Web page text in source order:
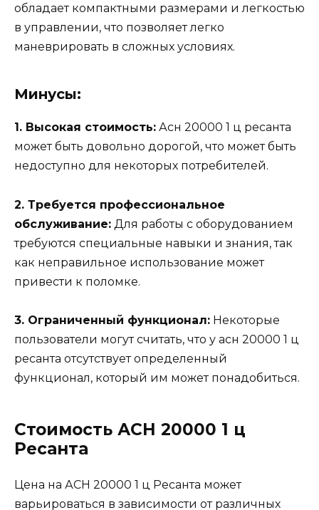
обладает компактными размерами и легкостью
в управлении, что позволяет легко
маневрировать в сложных условиях.
Минусы:
1. Высокая стоимость: Асн 20000 1 ц ресанта
может быть довольно дорогой, что может быть
недоступно для некоторых потребителей.
2. Требуется профессиональное
обслуживание: Для работы с оборудованием
требуются специальные навыки и знания, так
как неправильное использование может
привести к поломке.
3. Ограниченный функционал: Некоторые
пользователи могут считать, что у асн 20000 1 ц
ресанта отсутствует определенный
функционал, который им может понадобиться.
Стоимость АСН 20000 1 ц
Ресанта
Цена на АСН 20000 1 ц Ресанта может
варьироваться в зависимости от различных